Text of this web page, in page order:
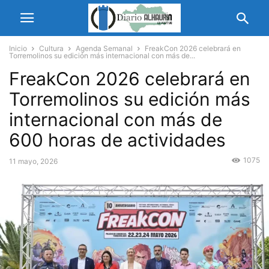
Inicio Cultura Agenda Semanal
FreakCon 2026 celebrará en
Torremolinos su edición más internacional con más de...
FreakCon 2026 celebrará en
Torremolinos su edición más
internacional con más de
600 horas de actividades
11 mayo, 2026 1075